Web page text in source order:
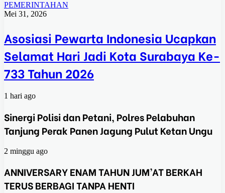
PEMERINTAHAN
Mei 31, 2026
Asosiasi Pewarta Indonesia Ucapkan
Selamat Hari Jadi Kota Surabaya Ke-
733 Tahun 2026
1 hari ago
Sinergi Polisi dan Petani, Polres Pelabuhan
Tanjung Perak Panen Jagung Pulut Ketan Ungu
2 minggu ago
ANNIVERSARY ENAM TAHUN JUM’AT BERKAH
TERUS BERBAGI TANPA HENTI